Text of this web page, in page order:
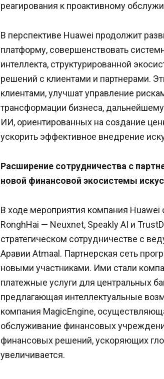
реагирования к проактивному
В перспективе Huawei продолжит
платформу, совершенствовать
интеллекта, структурированной
решений с клиентами и партнерами.
клиентами, улучшат управление
трансформации бизнеса,
ИИ, ориентированных на создание
ускорить эффективное внедрение
Расширение сотрудничества с
новой финансовой экосистемы
В ходе мероприятия компания
RonghHai — Neuxnet, Speakly AI и
стратегическом сотрудничестве с
Аравии Atmaal. Партнерская сеть
новыми участниками. Ими стали
платежные услуги для центральных
предлагающая интеллектуальные
компания MagicEngine,
обслуживание финансовых
финансовых решений, ускоряющих
увеличивается.